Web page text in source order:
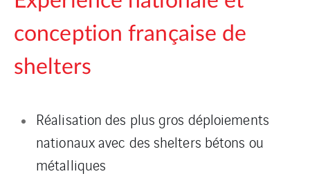
conception française de
shelters
Réalisation des plus gros déploiements
nationaux avec des shelters bétons ou
métalliques